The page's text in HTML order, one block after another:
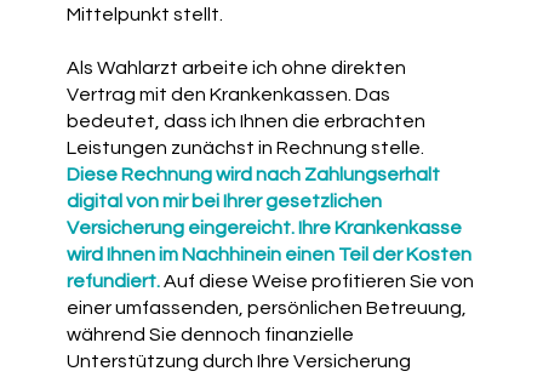
Mittelpunkt stellt.
Als Wahlarzt arbeite ich ohne direkten
Vertrag mit den Krankenkassen. Das
bedeutet, dass ich Ihnen die erbrachten
Leistungen zunächst in Rechnung stelle.
Diese Rechnung wird nach Zahlungserhalt
digital von mir bei Ihrer gesetzlichen
Versicherung eingereicht. Ihre Krankenkasse
wird Ihnen im Nachhinein einen Teil der Kosten
refundiert.Auf diese Weise profitieren Sie von
einer umfassenden, persönlichen Betreuung,
während Sie dennoch finanzielle
Unterstützung durch Ihre Versicherung